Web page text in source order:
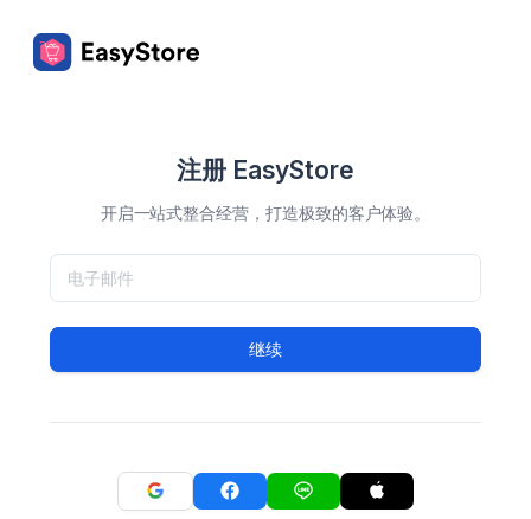
注册 EasyStore
开启一站式整合经营，打造极致的客户体验。
继续